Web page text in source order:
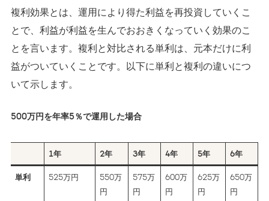
複利効果とは、運用により得た利益を再投資していくこ
とで、利益が利益を生んでおおきくなっていく効果のこ
とを言います。複利と対比される単利は、元本だけに利
益がついていくことです。以下に単利と複利の違いにつ
いて示します。
500万円を年率5％で運用した場合
1年 2年 3年 4年 5年 6年
単利 525万円
550万
円
575万
円
600万
円
625万
円
650万
円